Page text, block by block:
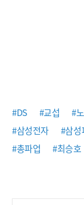
#DS #교섭 #
#삼성전자
#삼성
#총파업
#최승호